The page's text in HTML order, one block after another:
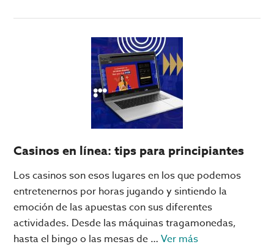
Alves
como
refuerzo
para
Pumas!
Casinos en línea: tips para principiantes
Los casinos son esos lugares en los que podemos
entretenernos por horas jugando y sintiendo la
emoción de las apuestas con sus diferentes
actividades. Desde las máquinas tragamonedas,
hasta el bingo o las mesas de …Ver másacerca